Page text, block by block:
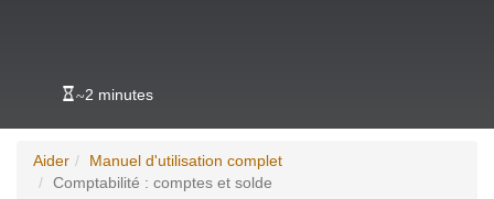
~2 minutes
Aider
Manuel d'utilisation complet
Comptabilité : comptes et solde